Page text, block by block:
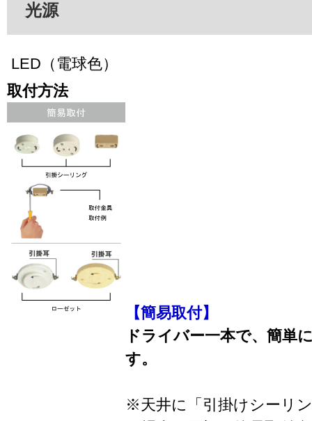
光源
LED（電球色）
取付方法
【簡易取付】
ドライバー一本で、簡単
す。
※天井に「引掛けシーリ